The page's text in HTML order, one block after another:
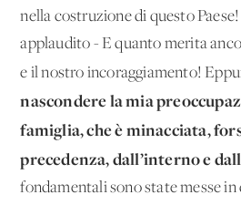
nella costruzione di questo
applaudito - E quanto merita
e il nostro incoraggiamento!
nascondere la mia
famiglia, che è minacciata,
precedenza, dall’interno e
fondamentali sono state messe in